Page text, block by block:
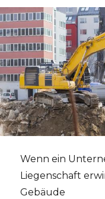
Wenn ein
Liegenschaft
Gebäude